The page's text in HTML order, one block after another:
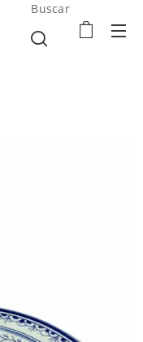
Buscar